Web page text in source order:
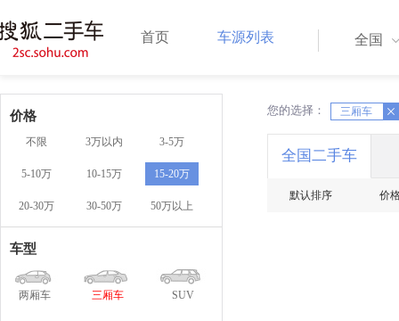
首页 车源列表 全国
价格
不限 3万以内 3-5万
5-10万 10-15万 15-20万
20-30万 30-50万 50万以上
车型
两厢车 三厢车 SUV
您的选择： 三厢车
X X
全国二手车
默认排序 价